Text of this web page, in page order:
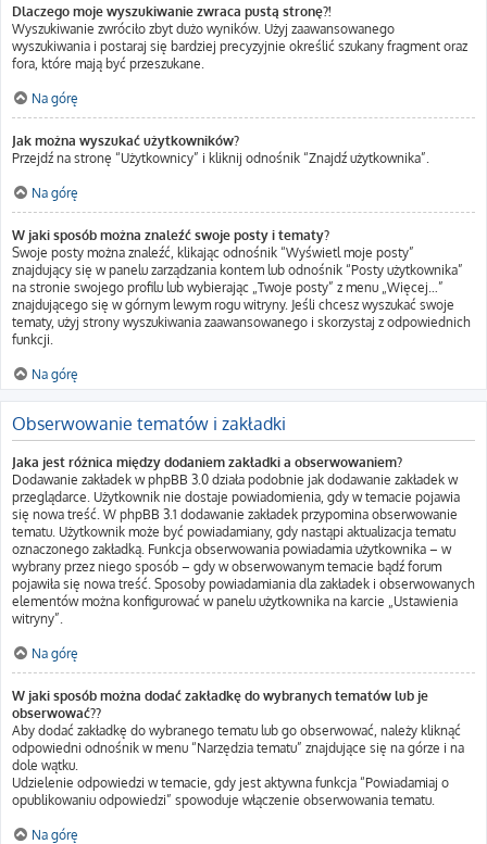
Dlaczego moje wyszukiwanie zwraca pustą stronę?!
Wyszukiwanie zwróciło zbyt dużo wyników. Użyj zaawansowanego
wyszukiwania i postaraj się bardziej precyzyjnie określić szukany fragment oraz
fora, które mają być przeszukane.
Na górę
Jak można wyszukać użytkowników?
Przejdź na stronę “Użytkownicy” i kliknij odnośnik “Znajdź użytkownika”.
Na górę
W jaki sposób można znaleźć swoje posty i tematy?
Swoje posty można znaleźć, klikając odnośnik “Wyświetl moje posty”
znajdujący się w panelu zarządzania kontem lub odnośnik “Posty użytkownika”
na stronie swojego profilu lub wybierając „Twoje posty” z menu „Więcej…”
znajdującego się w górnym lewym rogu witryny. Jeśli chcesz wyszukać swoje
tematy, użyj strony wyszukiwania zaawansowanego i skorzystaj z odpowiednich
funkcji.
Na górę
Obserwowanie tematów i zakładki
Jaka jest różnica między dodaniem zakładki a obserwowaniem?
Dodawanie zakładek w phpBB 3.0 działa podobnie jak dodawanie zakładek w
przeglądarce. Użytkownik nie dostaje powiadomienia, gdy w temacie pojawia
się nowa treść. W phpBB 3.1 dodawanie zakładek przypomina obserwowanie
tematu. Użytkownik może być powiadamiany, gdy nastąpi aktualizacja tematu
oznaczonego zakładką. Funkcja obserwowania powiadamia użytkownika – w
wybrany przez niego sposób – gdy w obserwowanym temacie bądź forum
pojawiła się nowa treść. Sposoby powiadamiania dla zakładek i obserwowanych
elementów można konfigurować w panelu użytkownika na karcie „Ustawienia
witryny”.
Na górę
W jaki sposób można dodać zakładkę do wybranych tematów lub je
obserwować??
Aby dodać zakładkę do wybranego tematu lub go obserwować, należy kliknąć
odpowiedni odnośnik w menu “Narzędzia tematu” znajdujące się na górze i na
dole wątku.
Udzielenie odpowiedzi w temacie, gdy jest aktywna funkcja “Powiadamiaj o
opublikowaniu odpowiedzi” spowoduje włączenie obserwowania tematu.
Na górę